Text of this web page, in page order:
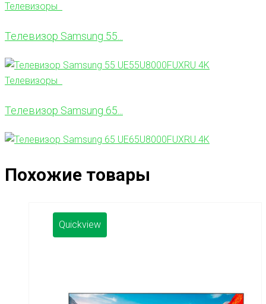
Телевизоры
Телевизор Samsung 55...
Телевизоры
Телевизор Samsung 65...
Похожие товары
Quickview